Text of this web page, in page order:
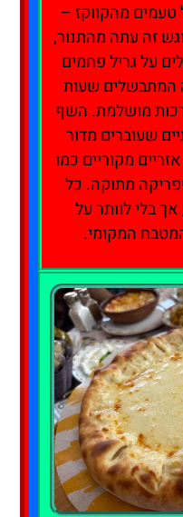
מהקווקז –
זה עתה מהתנור,
על גריל פחמים
המתבשלים שעות
מושלמת. השף
שעוברים מדור
מקוריים כמו
מתוקה. כל
בלי לוותר על
המקומי.